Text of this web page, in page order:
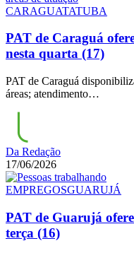
CARAGUATATUBA
PAT de Caraguá
nesta quarta (17)
PAT de Caraguá
áreas; atendimento…
Da Redação
17/06/2026
EMPREGOSGUARUJÁ
PAT de Guarujá
terça (16)